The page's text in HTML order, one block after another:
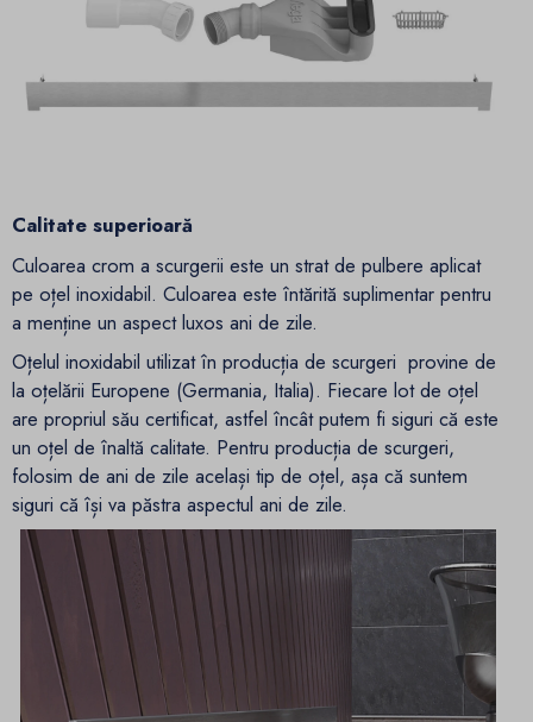
Calitate superioară
Culoarea crom a scurgerii este un strat de pulbere aplicat
pe oțel inoxidabil. Culoarea este întărită suplimentar pentru
a menține un aspect luxos ani de zile.
Oțelul inoxidabil utilizat în producția de scurgeri provine de
la oțelării Europene (Germania, Italia). Fiecare lot de oțel
are propriul său certificat, astfel încât putem fi siguri că este
un oțel de înaltă calitate. Pentru producția de scurgeri,
folosim de ani de zile același tip de oțel, așa că suntem
siguri că își va păstra aspectul ani de zile.